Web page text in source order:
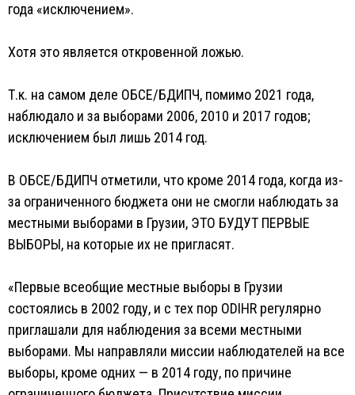
года «исключением».
Хотя это является откровенной ложью.
Т.к. на самом деле ОБСЕ/БДИПЧ, помимо 2021 года,
наблюдало и за выборами 2006, 2010 и 2017 годов;
исключением был лишь 2014 год.
В ОБСЕ/БДИПЧ отметили, что кроме 2014 года, когда из-
за ограниченного бюджета они не смогли наблюдать за
местными выборами в Грузии, ЭТО БУДУТ ПЕРВЫЕ
ВЫБОРЫ, на которые их не пригласят.
«Первые всеобщие местные выборы в Грузии
состоялись в 2002 году, и с тех пор ODIHR регулярно
приглашали для наблюдения за всеми местными
выборами. Мы направляли миссии наблюдателей на все
выборы, кроме одних — в 2014 году, по причине